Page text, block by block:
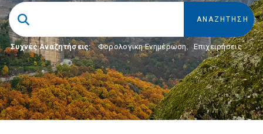
Συχνές Αναζητήσεις: Φορολογικη Ενημέρωση, Επιχειρήσεις